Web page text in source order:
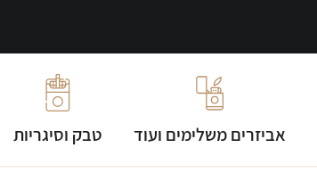
אביזרים משלימים ועוד טבק וסיגריות